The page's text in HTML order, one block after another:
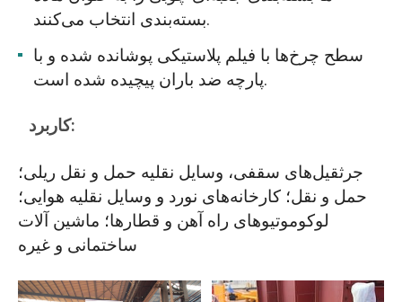
بسته‌بندی انتخاب می‌کنند.
سطح چرخ‌ها با فیلم پلاستیکی پوشانده شده و با
پارچه ضد باران پیچیده شده است.
کاربرد:
جرثقیل‌های سقفی، وسایل نقلیه حمل و نقل ریلی؛
حمل و نقل؛ کارخانه‌های نورد و وسایل نقلیه هوایی؛
لوکوموتیوهای راه آهن و قطارها؛ ماشین آلات
ساختمانی و غیره